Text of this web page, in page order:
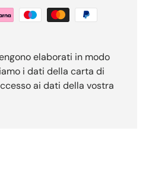
elaborati in modo
i dati della carta di
ai dati della vostra